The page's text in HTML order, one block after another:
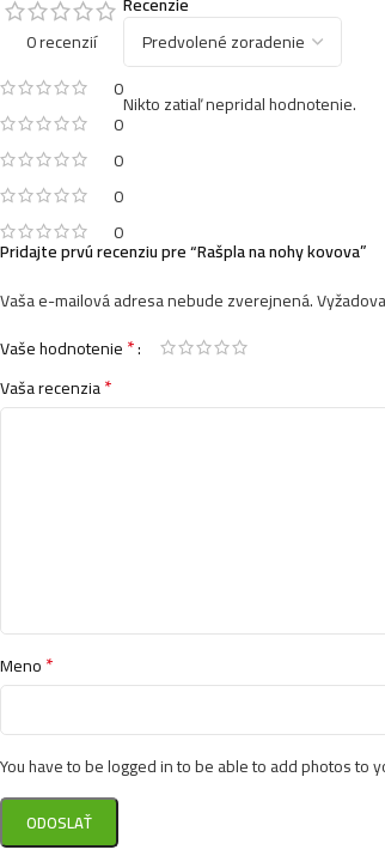
0 recenzií
0
0
0
0
0
Nikto zatiaľ nepridal hodnotenie.
Pridajte prvú recenziu pre “Rašpla na nohy kovova”
Vaša e-mailová adresa nebude zverejnená.
Vaše hodnotenie*
Vaša recenzia*
Meno*
You have to be logged in to be able to add photos to